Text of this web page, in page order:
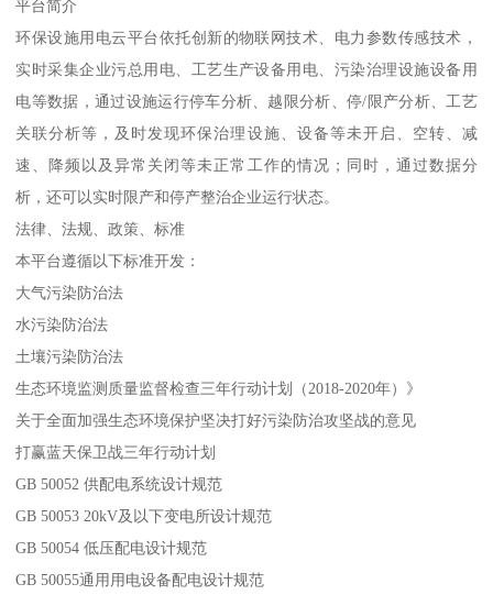
平台简介
环保设施用电云平台依托创新的物联网技术、电力参数传感技术，
实时采集企业污总用电、工艺生产设备用电、污染治理设施设备用
电等数据，通过设施运行停车分析、越限分析、停/限产分析、工艺
关联分析等，及时发现环保治理设施、设备等未开启、空转、减
速、降频以及异常关闭等未正常工作的情况；同时，通过数据分
析，还可以实时限产和停产整治企业运行状态。
法律、法规、政策、标准
本平台遵循以下标准开发：
大气污染防治法
水污染防治法
土壤污染防治法
生态环境监测质量监督检查三年行动计划（2018-2020年）》
关于全面加强生态环境保护坚决打好污染防治攻坚战的意见
打赢蓝天保卫战三年行动计划
GB 50052 供配电系统设计规范
GB 50053 20kV及以下变电所设计规范
GB 50054 低压配电设计规范
GB 50055通用用电设备配电设计规范